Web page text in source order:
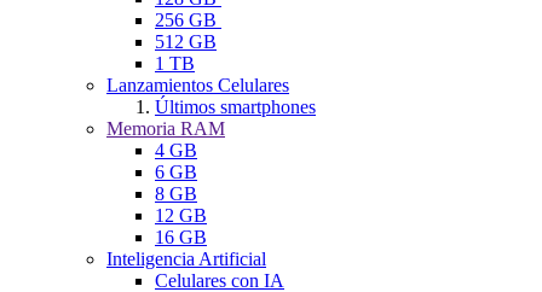
256 GB
512 GB
1 TB
Lanzamientos Celulares
Últimos smartphones
Memoria RAM
4 GB
6 GB
8 GB
12 GB
16 GB
Inteligencia Artificial
Celulares con IA